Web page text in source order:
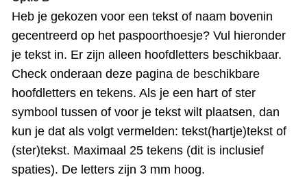
Heb je gekozen voor een tekst of naam bovenin
gecentreerd op het paspoorthoesje? Vul hieronder
je tekst in. Er zijn alleen hoofdletters beschikbaar.
Check onderaan deze pagina de beschikbare
hoofdletters en tekens. Als je een hart of ster
symbool tussen of voor je tekst wilt plaatsen, dan
kun je dat als volgt vermelden: tekst(hartje)tekst of
(ster)tekst. Maximaal 25 tekens (dit is inclusief
spaties). De letters zijn 3 mm hoog.